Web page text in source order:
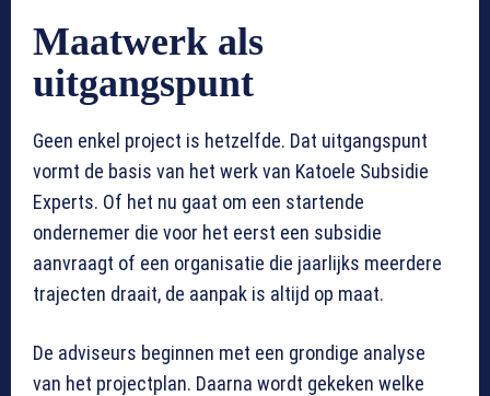
Maatwerk als
uitgangspunt
Geen enkel project is hetzelfde. Dat uitgangspunt
vormt de basis van het werk van Katoele Subsidie
Experts. Of het nu gaat om een startende
ondernemer die voor het eerst een subsidie
aanvraagt of een organisatie die jaarlijks meerdere
trajecten draait, de aanpak is altijd op maat.
De adviseurs beginnen met een grondige analyse
van het projectplan. Daarna wordt gekeken welke